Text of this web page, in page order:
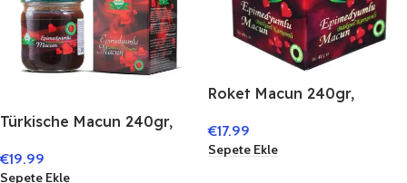
Türkische Macun 240gr,
Honig,Macun,Temra Macun
€19.99
Sepete Ekle
Roket Macun 240gr,
Honig,Macun,Temra Macun
€17.99
Sepete Ekle